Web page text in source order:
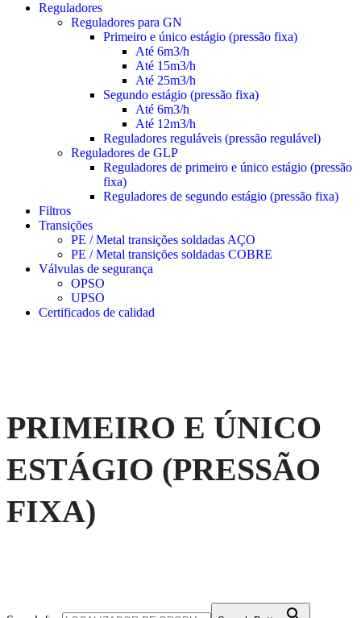
Reguladores
Reguladores para GN
Primeiro e único estágio (pressão fixa)
Até 6m3/h
Até 15m3/h
Até 25m3/h
Segundo estágio (pressão fixa)
Até 6m3/h
Até 12m3/h
Reguladores reguláveis (pressão regulável)
Reguladores de GLP
Reguladores de primeiro e único estágio (pressão
fixa)
Reguladores de segundo estágio (pressão fixa)
Filtros
Transições
PE / Metal transições soldadas AÇO
PE / Metal transições soldadas COBRE
Válvulas de segurança
OPSO
UPSO
Certificados de calidad
PRIMEIRO E ÚNICO
ESTÁGIO (PRESSÃO
FIXA)